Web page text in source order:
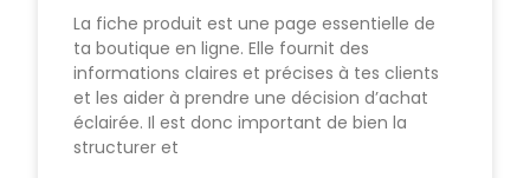
La fiche produit est une page essentielle de
ta boutique en ligne. Elle fournit des
informations claires et précises à tes clients
et les aider à prendre une décision d’achat
éclairée. Il est donc important de bien la
structurer et